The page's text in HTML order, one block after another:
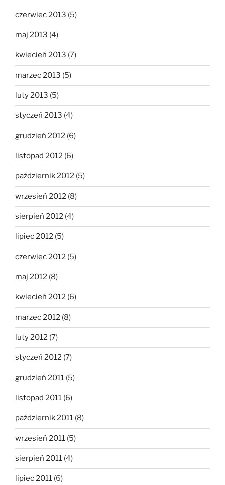
czerwiec 2013 (5)
maj 2013 (4)
kwiecień 2013 (7)
marzec 2013 (5)
luty 2013 (5)
styczeń 2013 (4)
grudzień 2012 (6)
listopad 2012 (6)
październik 2012 (5)
wrzesień 2012 (8)
sierpień 2012 (4)
lipiec 2012 (5)
czerwiec 2012 (5)
maj 2012 (8)
kwiecień 2012 (6)
marzec 2012 (8)
luty 2012 (7)
styczeń 2012 (7)
grudzień 2011 (5)
listopad 2011 (6)
październik 2011 (8)
wrzesień 2011 (5)
sierpień 2011 (4)
lipiec 2011 (6)